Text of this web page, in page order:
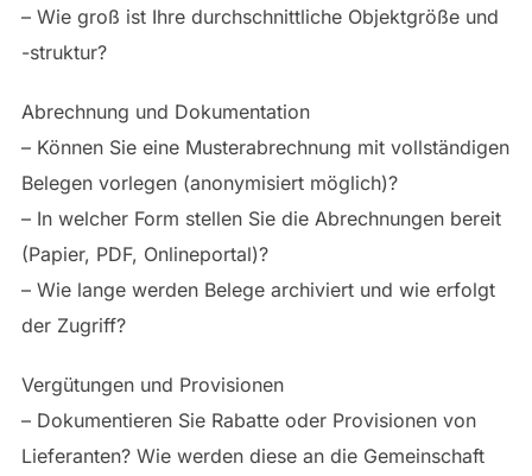
– Wie groß ist Ihre durchschnittliche Objektgröße und
-struktur?
Abrechnung und Dokumentation
– Können Sie eine Musterabrechnung mit vollständigen
Belegen vorlegen (anonymisiert möglich)?
– In welcher Form stellen Sie die Abrechnungen bereit
(Papier, PDF, Onlineportal)?
– Wie lange werden Belege archiviert und wie erfolgt
der Zugriff?
Vergütungen und Provisionen
– Dokumentieren Sie Rabatte oder Provisionen von
Lieferanten? Wie werden diese an die Gemeinschaft